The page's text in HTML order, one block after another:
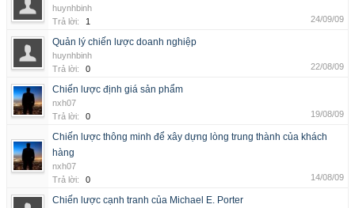
huynhbinh
Trả lời:
1 24/09/09
Quản lý chiến lược doanh nghiệp
huynhbinh
Trả lời:
0 22/08/09
Chiến lược định giá sản phẩm
nxh07
Trả lời:
0 19/08/09
Chiến lược thông minh để xây dựng lòng trung thành của khách
hàng
nxh07
Trả lời:
0 14/08/09
Chiến lược cạnh tranh của Michael E. Porter